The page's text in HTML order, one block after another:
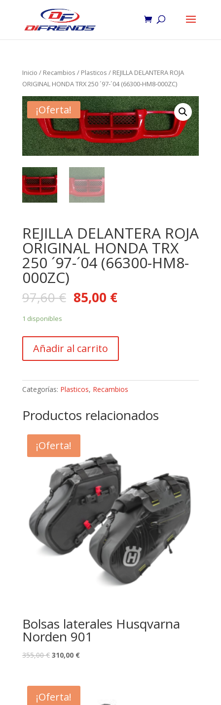
Inicio / Recambios / Plasticos / REJILLA DELANTERA ROJA
ORIGINAL HONDA TRX 250 ´97-´04 (66300-HM8-000ZC)
¡Oferta!
REJILLA DELANTERA ROJA
ORIGINAL HONDA TRX
250 ´97-´04 (66300-HM8-
000ZC)
97,60€ 85,00 €
1 disponibles
DELANTERA
HONDA
250
´97-
´04
(66300-
HM8-
Añadir al carrito
Categorías: Plasticos, Recambios
Productos relacionados
¡Oferta!
Bolsas laterales Husqvarna
Norden 901
355,00€ 310,00 €
¡Oferta!